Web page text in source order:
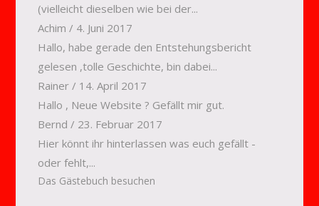
(vielleicht dieselben wie bei der...
Achim / 4. Juni 2017
Hallo, habe gerade den Entstehungsbericht
gelesen ,tolle Geschichte, bin dabei...
Rainer/ 14. April 2017
Hallo , Neue Website ? Gefällt mir gut.
Bernd / 23. Februar 2017
Hier könnt ihr hinterlassen was euch gefällt -
oder fehlt,...
Das Gästebuch besuchen